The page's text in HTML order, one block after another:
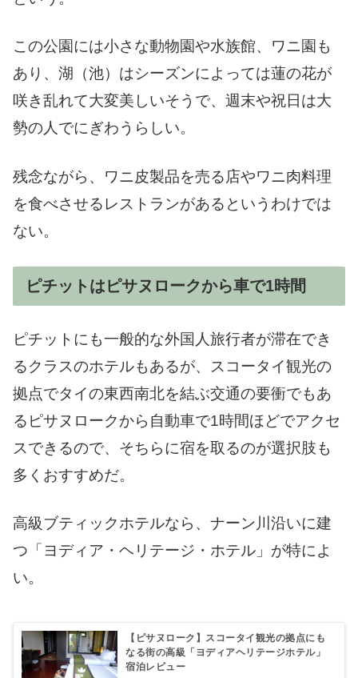
この公園には小さな動物園や水族館、ワニ園も
あり、湖（池）はシーズンによっては蓮の花が
咲き乱れて大変美しいそうで、週末や祝日は大
勢の人でにぎわうらしい。
残念ながら、ワニ皮製品を売る店やワニ肉料理
を食べさせるレストランがあるというわけでは
ない。
ピチットはピサヌロークから車で1時間
ピチットにも一般的な外国人旅行者が滞在でき
るクラスのホテルもあるが、スコータイ観光の
拠点でタイの東西南北を結ぶ交通の要衝でもあ
るピサヌロークから自動車で1時間ほどでアクセ
スできるので、そちらに宿を取るのが選択肢も
多くおすすめだ。
高級ブティックホテルなら、ナーン川沿いに建
つ「ヨディア・ヘリテージ・ホテル」が特によ
い。
【ピサヌローク】スコータイ観光の拠点にも
なる街の高級「ヨディアヘリテージホテル」
宿泊レビュー